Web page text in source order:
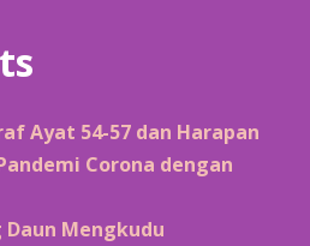
Ayat 54-57 dan Harapan
Corona dengan
Daun Mengkudu